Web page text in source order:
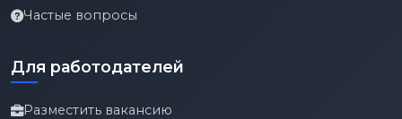
Частые вопросы
Для работодателей
Разместить вакансию